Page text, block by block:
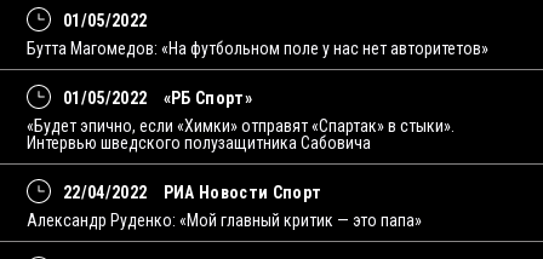
01/05/2022
Бутта Магомедов: «На футбольном поле у нас нет авторитетов»
01/05/2022
«РБ Спорт»
«Будет эпично, если «Химки» отправят «Спартак» в стыки».
Интервью шведского полузащитника Сабовича
22/04/2022
РИА Новости Спорт
Александр Руденко: «Мой главный критик — это папа»